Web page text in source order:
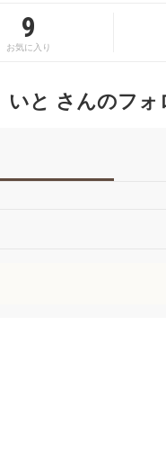
9
お気に入り
いと さんのフォ